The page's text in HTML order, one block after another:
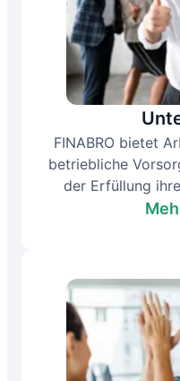
FINABRO bietet
betriebliche
der Erfüllung